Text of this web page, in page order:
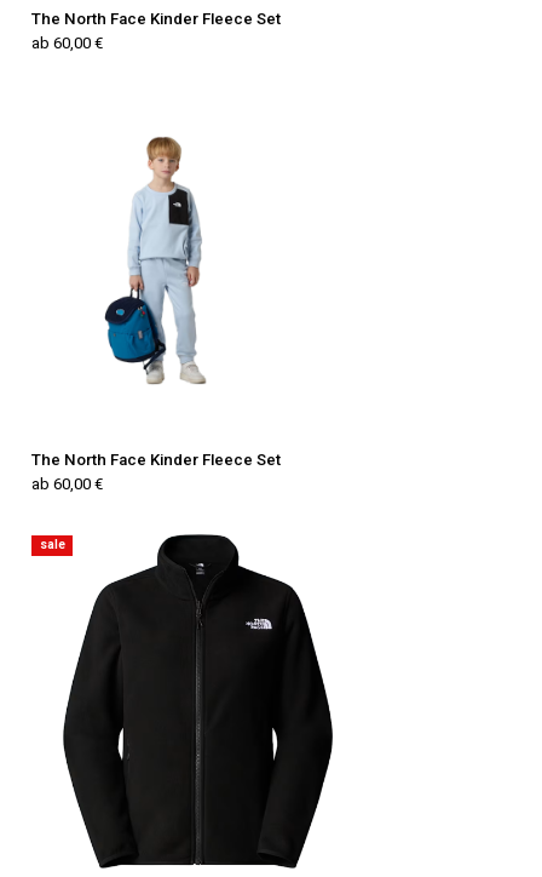
The North Face Kinder Fleece Set
ab 60,00 €
The North Face Kinder Fleece Set
ab 60,00 €
sale